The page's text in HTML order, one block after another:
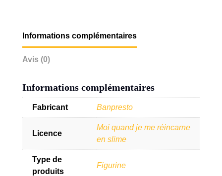
Informations complémentaires
Avis (0)
Informations complémentaires
Fabricant Banpresto
Licence
Moi quand je me réincarne
en slime
Type de
produits
Figurine